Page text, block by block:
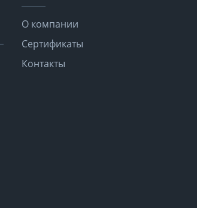
О компании
Сертификаты
Контакты